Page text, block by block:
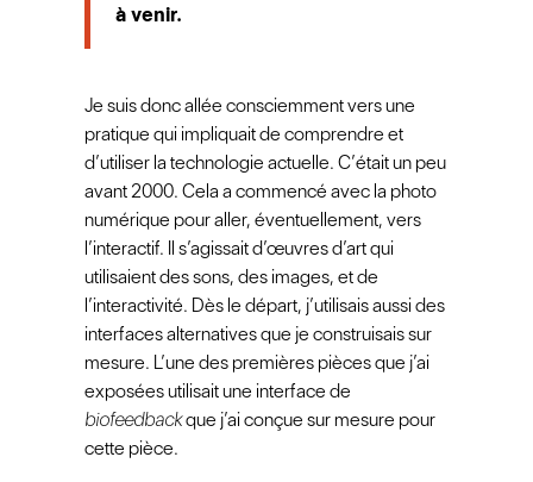
à venir.
Je suis donc allée consciemment vers une
pratique qui impliquait de comprendre et
d’utiliser la technologie actuelle. C’était un peu
avant 2000. Cela a commencé avec la photo
numérique pour aller, éventuellement, vers
l’interactif. Il s’agissait d’œuvres d’art qui
utilisaient des sons, des images, et de
l’interactivité. Dès le départ, j’utilisais aussi des
interfaces alternatives que je construisais sur
mesure. L’une des premières pièces que j’ai
exposées utilisait une interface de
biofeedbackque j’ai conçue sur mesure pour
cette pièce.